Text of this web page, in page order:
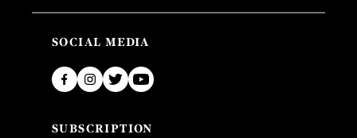
SOCIAL MEDIA
SUBSCRIPTION